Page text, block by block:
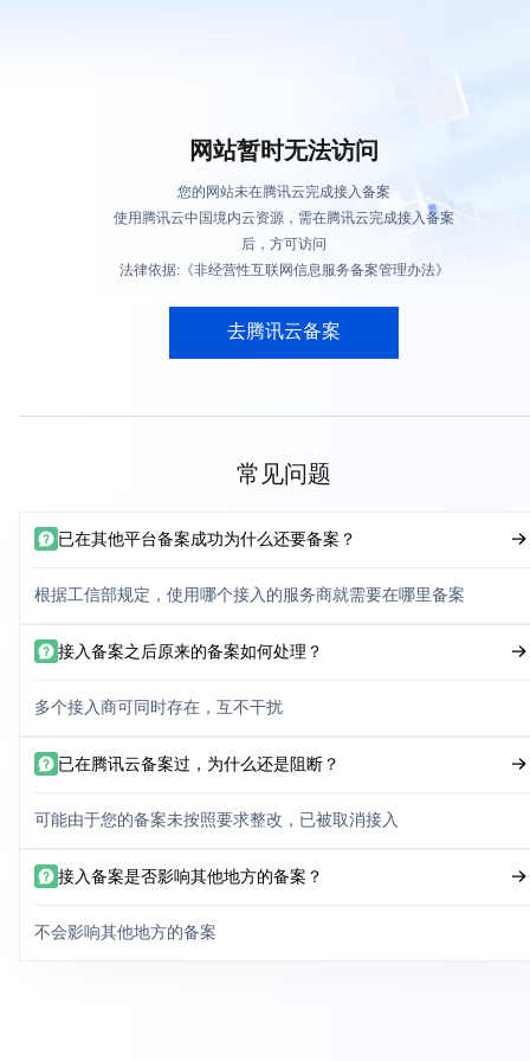
网站暂时无法访问
您的网站未在腾讯云完成接入备案
使用腾讯云中国境内云资源，需在腾讯云完成接入备案
后，方可访问
法律依据:《非经营性互联网信息服务备案管理办法》
去腾讯云备案
常见问题
已在其他平台备案成功为什么还要备案？
根据工信部规定，使用哪个接入的服务商就需要在哪里备案
接入备案之后原来的备案如何处理？
多个接入商可同时存在，互不干扰
已在腾讯云备案过，为什么还是阻断？
可能由于您的备案未按照要求整改，已被取消接入
接入备案是否影响其他地方的备案？
不会影响其他地方的备案